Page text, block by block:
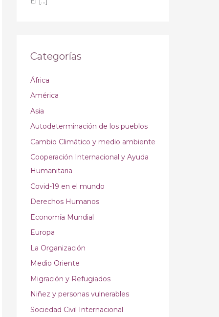
Categorías
África
América
Asia
Autodeterminación de los pueblos
Cambio Climático y medio ambiente
Cooperación Internacional y Ayuda
Humanitaria
Covid-19 en el mundo
Derechos Humanos
Economía Mundial
Europa
La Organización
Medio Oriente
Migración y Refugiados
Niñez y personas vulnerables
Sociedad Civil Internacional